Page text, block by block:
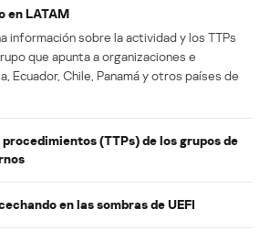
en LATAM
información sobre la actividad y los TTPs
que apunta a organizaciones e
Ecuador, Chile, Panamá y otros países de
(TTPs) de los grupos de
en las sombras de UEFI